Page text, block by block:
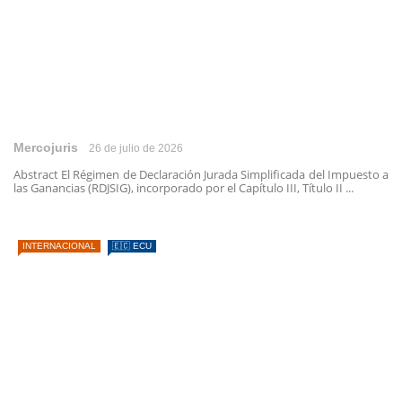
Mercojuris 26 de julio de 2026
Abstract El Régimen de Declaración Jurada Simplificada del Impuesto a
las Ganancias (RDJSIG), incorporado por el Capítulo III, Título II ...
INTERNACIONAL 🇪🇨 ECU